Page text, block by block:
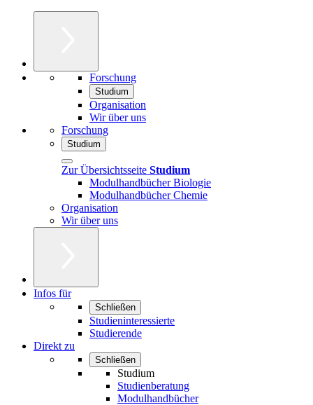
Forschung
Studium
Organisation
Wir über uns
Forschung
Studium
Zur Übersichtsseite Studium
Modulhandbücher Biologie
Modulhandbücher Chemie
Organisation
Wir über uns
Infos für
Schließen
Studieninteressierte
Studierende
Direkt zu
Schließen
Studium
Studienberatung
Modulhandbücher